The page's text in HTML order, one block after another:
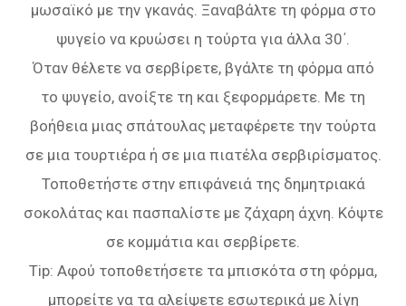
µωσαϊκό µε την γκανάς. Ξαναβάλτε τη φόρµα στο
ψυγείο να κρυώσει η τούρτα για άλλα 30΄.
Όταν θέλετε να σερβίρετε, βγάλτε τη φόρµα από
το ψυγείο, ανοίξτε τη και ξεφορµάρετε. Με τη
βοήθεια µιας σπάτουλας µεταφέρετε την τούρτα
σε µια τουρτιέρα ή σε µια πιατέλα σερβιρίσµατος.
Τοποθετήστε στην επιφάνειά της δηµητριακά
σοκολάτας και πασπαλίστε µε ζάχαρη άχνη. Κόψτε
σε κοµµάτια και σερβίρετε.
Tip: Αφού τοποθετήσετε τα μπισκότα στη φόρμα,
μπορείτε να τα αλείψετε εσωτερικά με λίγη